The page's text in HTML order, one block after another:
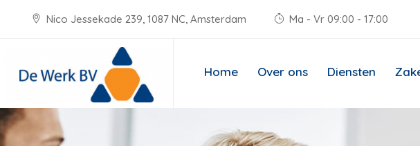
Nico Jessekade 239, 1087 NC, Amsterdam Ma - Vr 09:00 - 17:00
Home Over ons Diensten